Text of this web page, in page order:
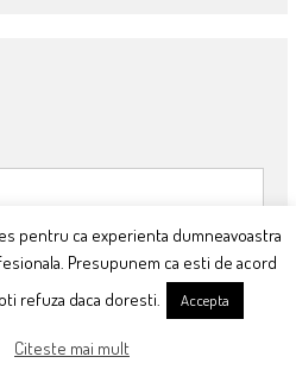
pentru ca experienta dumneavoastra
Presupunem ca esti de acord
refuza daca doresti.
Accepta
Citeste mai mult